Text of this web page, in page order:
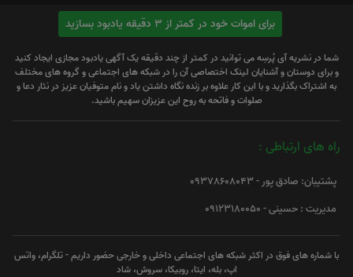
برای اموات خود در کمتر از 3 دقیقه یادبود بسازید
شما در نشریه آی پُرسِه می توانید در کمتر از چند دقیقه یک آگهی یادبود مجازی ایجاد کنید
و برای دوستان و آشنایان لینک اختصاصی آن را در شبکه های اجتماعی و گروه های مختلف
به اشتراک بگذارید و با این کار علاوه بر زنده نگاه داشتن یاد و نام متوفیان عزیز در نثار دعا و
صلوات و فاتحه به روح این عزیزان سهیم باشید.
راه های ارتباطی :
پشتیبان: صادق پور - 09378608043
مدیریت : حسینی - 09123180050
با شماره های فوق در اکثر شبکه های اجتماعی داخلی و خارجی حضور داریم - تلگرام، واتس
اپ، بله، ایتا، روبیکا، سروش، شاد